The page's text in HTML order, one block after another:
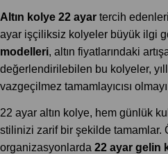
Altın kolye 22 ayar tercih
ayar işçiliksiz kolyeler büyük ilgi
modelleri, altın fiyatlarındaki
değerlendirilebilen bu kolyeler,
vazgeçilmez tamamlayıcısı
22 ayar altın kolye, hem günlük
stilinizi zarif bir şekilde tamamlar.
organizasyonlarda 22 ayar gelin